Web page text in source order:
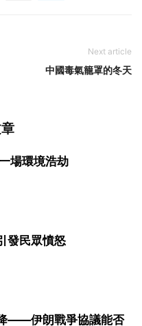
Next article
中國毒氣籠罩的冬天
場環境浩劫
發民眾憤怒
——伊朗戰爭協議能否